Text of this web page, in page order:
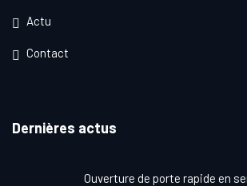
Actu
Contact
Dernières actus
Ouverture de porte rapide en